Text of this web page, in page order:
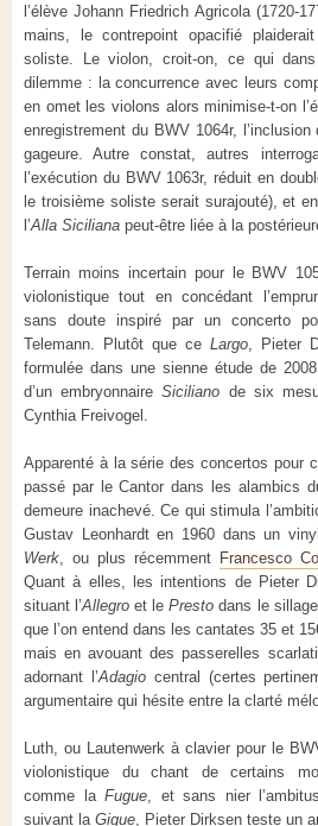
l’élève Johann Friedrich Agricola (1720-
mains, le contrepoint opacifié
soliste. Le violon, croit-on, ce qui
dilemme : la concurrence avec leurs
en omet les violons alors minimise-t-on
enregistrement du BWV 1064r,
gageure. Autre constat, autres
l’exécution du BWV 1063r, réduit en
le troisième soliste serait surajouté), et
l’Alla Siciliana peut-être liée à la
Terrain moins incertain pour le BWV
violonistique tout en concédant
sans doute inspiré par un concerto
Telemann. Plutôt que ce Largo , Pieter
formulée dans une sienne étude de
d’un embryonnaireSiciliano de six
Cynthia Freivogel.
Apparenté à la série des concertos pour
passé par le Cantor dans les alambics
demeure inachevé. Ce qui stimula
Gustav Leonhardt en 1960 dans un
Werk , ou plus récemment Francesco
Quant à elles, les intentions de Pieter
situant l’Allegro et lePresto dans le
que l’on entend dans les cantates 35 et
mais en avouant des passerelles
adornant l’Adagiocentral (certes
argumentaire qui hésite entre la clarté
Luth, ou Lautenwerk à clavier pour le
violonistique du chant de certains
comme laFugue , et sans nier
suivant la Gigue , Pieter Dirksen teste un